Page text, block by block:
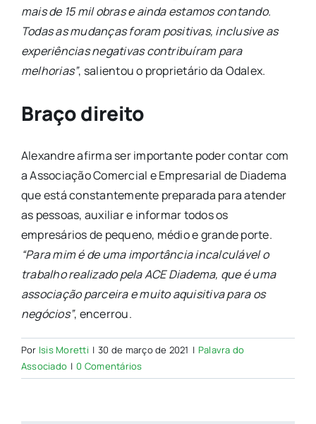
mais de 15 mil obras e ainda estamos contando.
Todas as mudanças foram positivas, inclusive as
experiências negativas contribuíram para
melhorias”, salientou o proprietário da Odalex.
Braço direito
Alexandre afirma ser importante poder contar com
a Associação Comercial e Empresarial de Diadema
que está constantemente preparada para atender
as pessoas, auxiliar e informar todos os
empresários de pequeno, médio e grande porte.
“Para mim é de uma importância incalculável o
trabalho realizado pela ACE Diadema, que é uma
associação parceira e muito aquisitiva para os
negócios”, encerrou.
Por Isis Moretti | 30 de março de 2021 | Palavra do
Associado | 0 Comentários